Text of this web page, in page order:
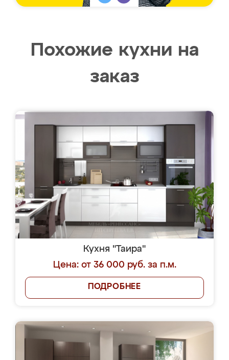
Похожие кухни на
заказ
Кухня "Таира"
Цена: от 36 000 руб. за п.м.
ПОДРОБНЕЕ